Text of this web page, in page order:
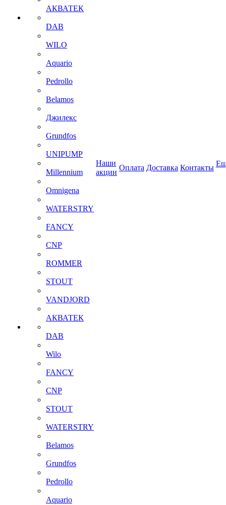
АКВАТЕК
DAB
WILO
Aquario
Pedrollo
Belamos
Джилекс
Grundfos
UNIPUMP
Millennium
Omnigena
WATERSTRY
FANCY
CNP
ROMMER
STOUT
VANDJORD
АКВАТЕК
DAB
Wilo
FANCY
CNP
STOUT
WATERSTRY
Belamos
Grundfos
Pedrollo
Aquario
Наши
акции
Оплата Доставка Контакты